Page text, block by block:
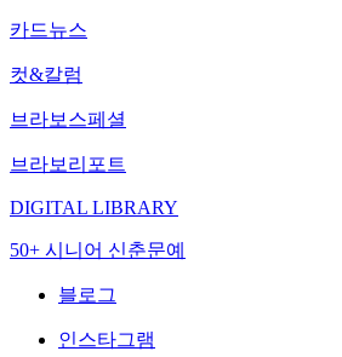
카드뉴스
컷&칼럼
브라보스페셜
브라보리포트
DIGITAL LIBRARY
50+ 시니어 신춘문예
블로그
인스타그램